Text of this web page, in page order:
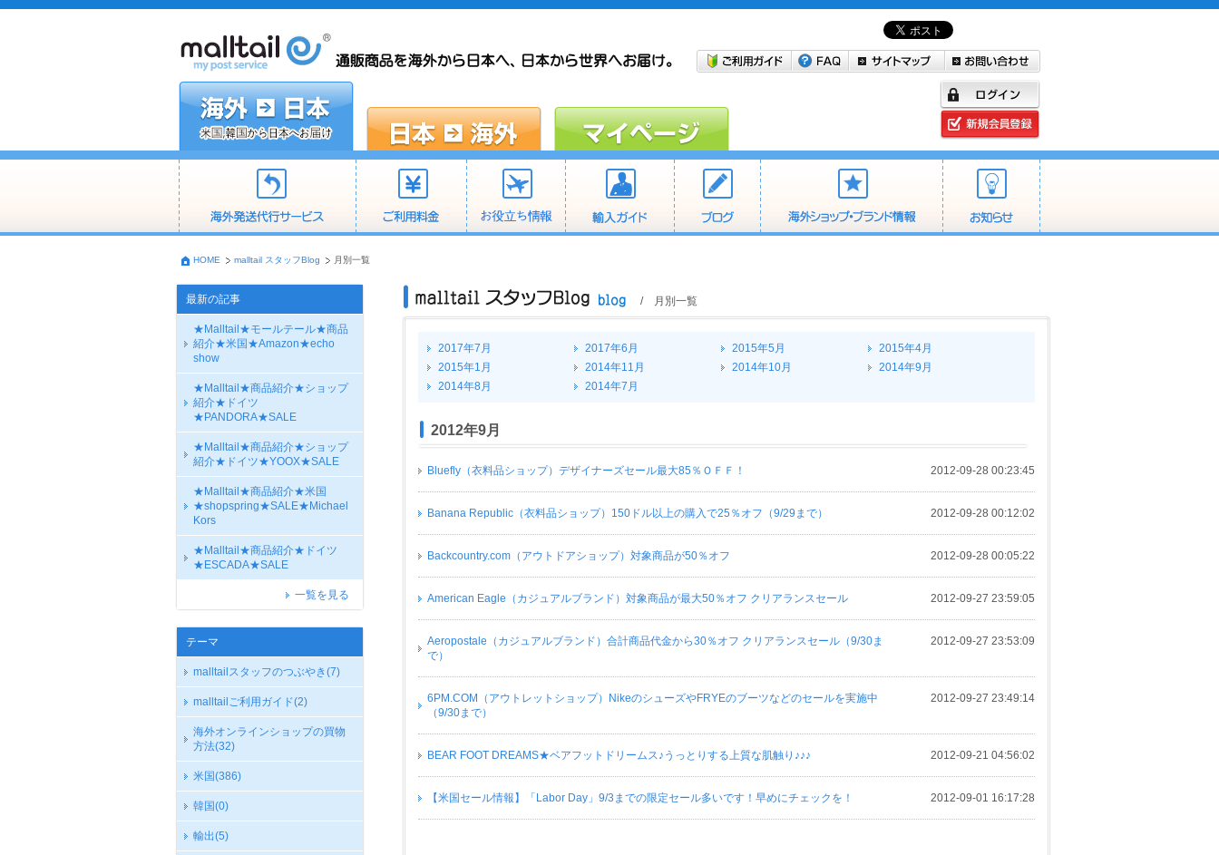
HOME malltail スタッフBlog 月別一覧
最新の記事
★Malltail★モールテール★商品
紹介★米国★Amazon★echo
show
★Malltail★商品紹介★ショップ
紹介★ドイツ
★PANDORA★SALE
★Malltail★商品紹介★ショップ
紹介★ドイツ★YOOX★SALE
★Malltail★商品紹介★米国
★shopspring★SALE★Michael
Kors
★Malltail★商品紹介★ドイツ
★ESCADA★SALE
一覧を見る
テーマ
malltailスタッフのつぶやき(7)
malltailご利用ガイド(2)
海外オンラインショップの買物
方法(32)
米国(386)
韓国(0)
輸出(5)
/ 月別一覧
2017年7月 2017年6月 2015年5月
2015年4月
2015年1月
2014年11月 2014年10月
2014年9月
2014年8月
2014年7月
2012年9月
Bluefly（衣料品ショップ）デザイナーズセール最大85％ＯＦＦ！ 2012-09-28 00:23:45
Banana Republic（衣料品ショップ）150ドル以上の購入で25％オフ（9/29まで） 2012-09-28 00:12:02
Backcountry.com（アウトドアショップ）対象商品が50％オフ 2012-09-28 00:05:22
American Eagle（カジュアルブランド）対象商品が最大50％オフ クリアランスセール 2012-09-27 23:59:05
Aeropostale（カジュアルブランド）合計商品代金から30％オフ クリアランスセール（9/30ま
で）
2012-09-27 23:53:09
6PM.COM（アウトレットショップ）NikeのシューズやFRYEのブーツなどのセールを実施中
（9/30まで）
2012-09-27 23:49:14
BEAR FOOT DREAMS★ベアフットドリームス♪うっとりする上質な肌触り♪♪♪ 2012-09-21 04:56:02
【米国セール情報】「Labor Day」9/3までの限定セール多いです！早めにチェックを！ 2012-09-01 16:17:28